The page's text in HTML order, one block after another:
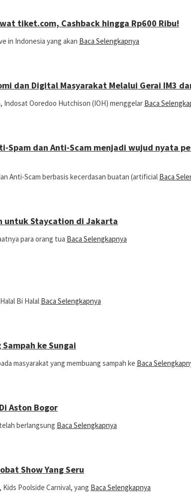
tiket.com, Cashback hingga Rp600 Ribu!
in Indonesia yang akan Baca Selengkapnya
dan Digital Masyarakat Melalui Gerai IM3
Indosat Ooredoo Hutchison (IOH) menggelar Baca
Spam dan Anti-Scam menjadi wujud nyata
Anti-Scam berbasis kecerdasan buatan (artificial Baca
untuk Staycation di Jakarta
para orang tua Baca Selengkapnya
Bi Halal Baca Selengkapnya
ke Sungai
masyarakat yang membuang sampah ke Baca
Aston Bogor
berlangsung Baca Selengkapnya
Show Yang Seru
Poolside Carnival, yang Baca Selengkapnya